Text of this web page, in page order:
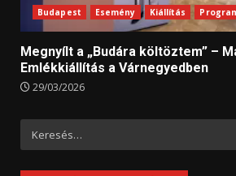
Budapest Esemény Kiállítás
Megnyílt a „Budára költöztem” –
Emlékkiállítás a Várnegyedben
29/03/2026
Keresés: